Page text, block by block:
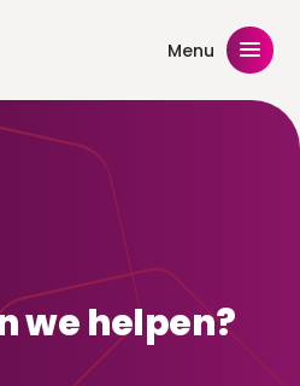
Menu
we helpen?